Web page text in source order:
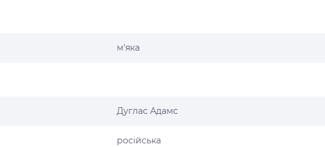
м'яка
Дуглас Адамс
російська